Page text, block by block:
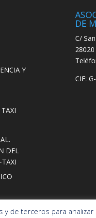
Y
DEL
DE
C/
CIF:
y de terceros para